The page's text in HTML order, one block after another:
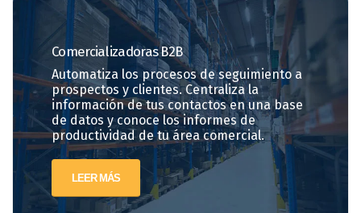
ComercializadorasB2B
Automatiza los procesos de seguimiento a
prospectos y clientes. Centraliza la
información de tus contactos en una base
de datos y conoce los informes de
productividad de tu área comercial.
LEER MÁS